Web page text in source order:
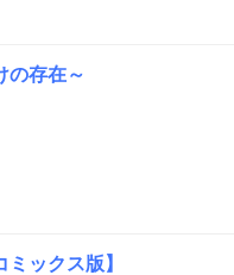
の存在～
ックス版】